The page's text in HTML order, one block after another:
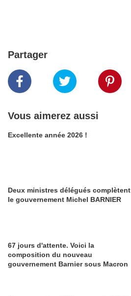
Partager
Vous aimerez aussi
Excellente année 2026 !
Deux ministres délégués complètent
le gouvernement Michel BARNIER
67 jours d'attente. Voici la
composition du nouveau
gouvernement Barnier sous Macron